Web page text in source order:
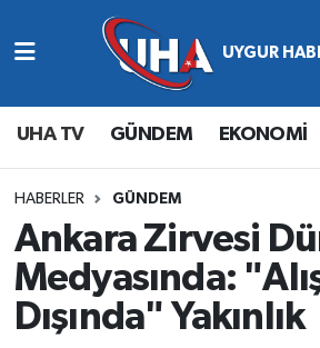
UHA TV GÜNDEM EKONOMİ
HABERLER GÜNDEM
Ankara Zirvesi
Medyasında:
Dışında" Yakınlık
Abone Ol
Gündem
Ekonomi
Magazin
Siyaset
Nöbetçi Eczaneler
Hava Durumu
Namaz Vakitleri
Trafik Durumu
Süper Lig Puan Durumu ve